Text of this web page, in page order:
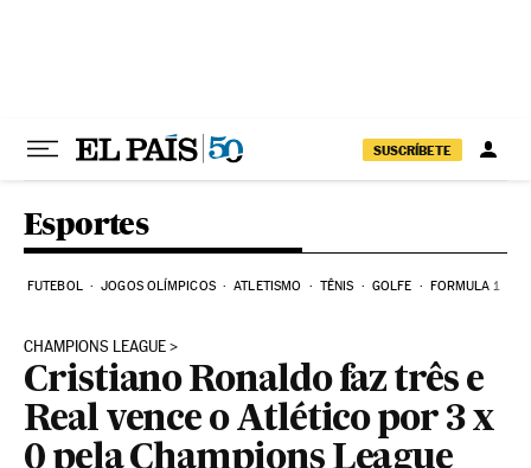
SUSCRÍBETE
Esportes
FUTEBOL JOGOS OLÍMPICOS ATLETISMO TÊNIS GOLFE FORMULA 1
CHAMPIONS LEAGUE
Cristiano Ronaldo faz três e
Real vence o Atlético por 3 x
0 pela Champions League